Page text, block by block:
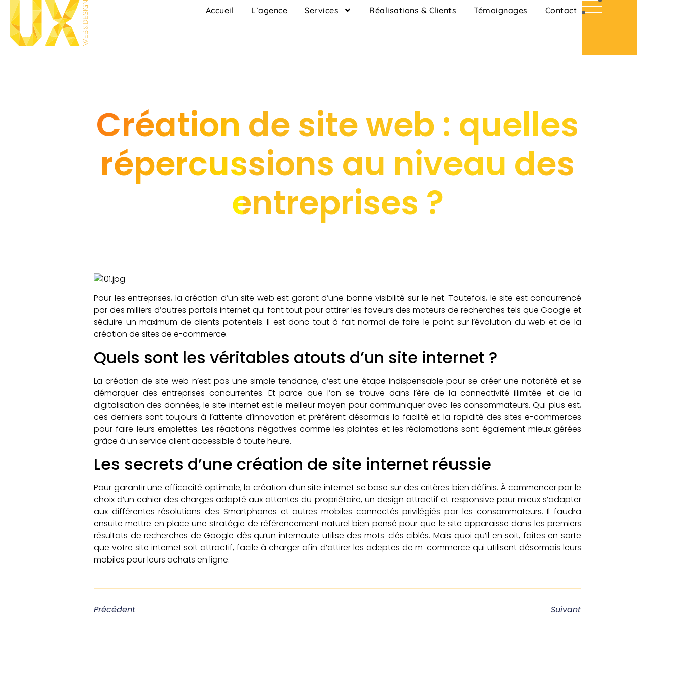
Accueil L’agence Services Réalisations & Clients Témoignages Contact
Création de site web : quelles
répercussions au niveau des
entreprises ?
Pour les entreprises, la création d’un site web est garant d’une bonne visibilité sur le net. Toutefois, le site est concurrencé
par des milliers d’autres portails internet qui font tout pour attirer les faveurs des moteurs de recherches tels que Google et
séduire un maximum de clients potentiels. Il est donc tout à fait normal de faire le point sur l’évolution du web et de la
création de sites de e-commerce.
Quels sont les véritables atouts d’un site internet ?
La création de site web n’est pas une simple tendance, c’est une étape indispensable pour se créer une notoriété et se
démarquer des entreprises concurrentes. Et parce que l’on se trouve dans l’ère de la connectivité illimitée et de la
digitalisation des données, le site internet est le meilleur moyen pour communiquer avec les consommateurs. Qui plus est,
ces derniers sont toujours à l’attente d’innovation et préfèrent désormais la facilité et la rapidité des sites e-commerces
pour faire leurs emplettes. Les réactions négatives comme les plaintes et les réclamations sont également mieux gérées
grâce à un service client accessible à toute heure.
Les secrets d’une création de site internet réussie
Pour garantir une efficacité optimale, la création d’un site internet se base sur des critères bien définis. À commencer par le
choix d’un cahier des charges adapté aux attentes du propriétaire, un design attractif et responsive pour mieux s’adapter
aux différentes résolutions des Smartphones et autres mobiles connectés privilégiés par les consommateurs. Il faudra
ensuite mettre en place une stratégie de référencement naturel bien pensé pour que le site apparaisse dans les premiers
résultats de recherches de Google dès qu’un internaute utilise des mots-clés ciblés. Mais quoi qu’il en soit, faites en sorte
que votre site internet soit attractif, facile à charger afin d’attirer les adeptes de m-commerce qui utilisent désormais leurs
mobiles pour leurs achats en ligne.
Précédent Suivant